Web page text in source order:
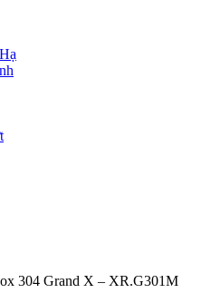
304 Grand X – XR.G301M